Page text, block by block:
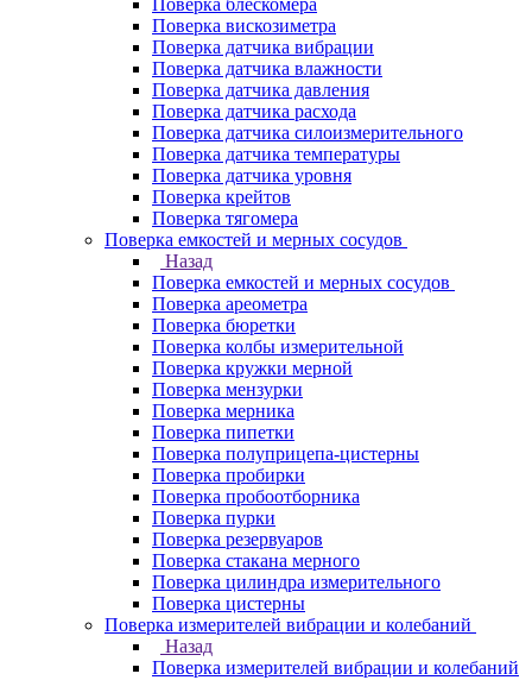
Поверка блескомера
Поверка вискозиметра
Поверка датчика вибрации
Поверка датчика влажности
Поверка датчика давления
Поверка датчика расхода
Поверка датчика силоизмерительного
Поверка датчика температуры
Поверка датчика уровня
Поверка крейтов
Поверка тягомера
Поверка емкостей и мерных сосудов
Назад
Поверка емкостей и мерных сосудов
Поверка ареометра
Поверка бюретки
Поверка колбы измерительной
Поверка кружки мерной
Поверка мензурки
Поверка мерника
Поверка пипетки
Поверка полуприцепа-цистерны
Поверка пробирки
Поверка пробоотборника
Поверка пурки
Поверка резервуаров
Поверка стакана мерного
Поверка цилиндра измерительного
Поверка цистерны
Поверка измерителей вибрации и колебаний
Назад
Поверка измерителей вибрации и колебаний